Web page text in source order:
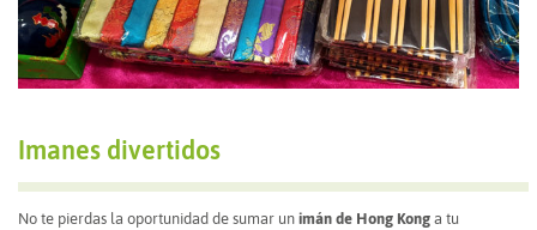
Imanes divertidos
No te pierdas la oportunidad de sumar un imán de Hong Kong a tu